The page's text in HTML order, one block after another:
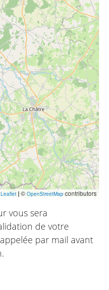
Leaflet |© OpenStreetMap contributors
vous sera
de votre
par mail avant